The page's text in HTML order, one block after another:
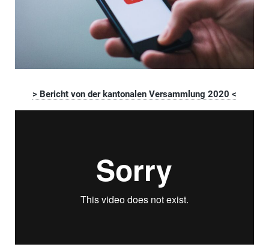
> Bericht von der kantonalen Versammlung 2020 <